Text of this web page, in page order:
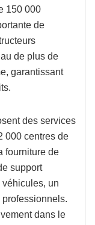
150 000
de
de plus de
garantissant
des services
000 centres de
fourniture de
support
un
dans le